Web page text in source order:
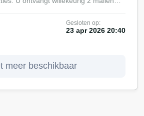
Gesloten op:
23 apr 2026 20:40
meer beschikbaar